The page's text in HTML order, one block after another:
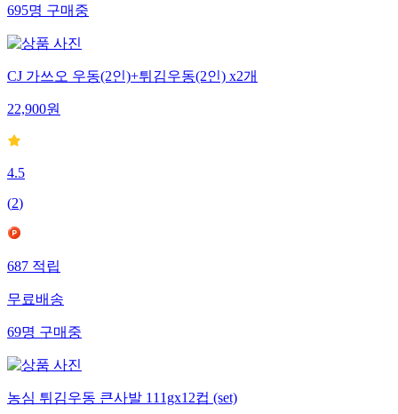
695명 구매중
CJ 가쓰오 우동(2인)+튀김우동(2인) x2개
22,900원
4.5
(2)
687 적립
무료배송
69명 구매중
농심 튀김우동 큰사발 111gx12컵 (set)